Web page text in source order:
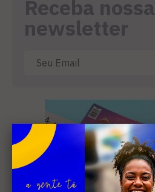
Receba nossa
newsletter